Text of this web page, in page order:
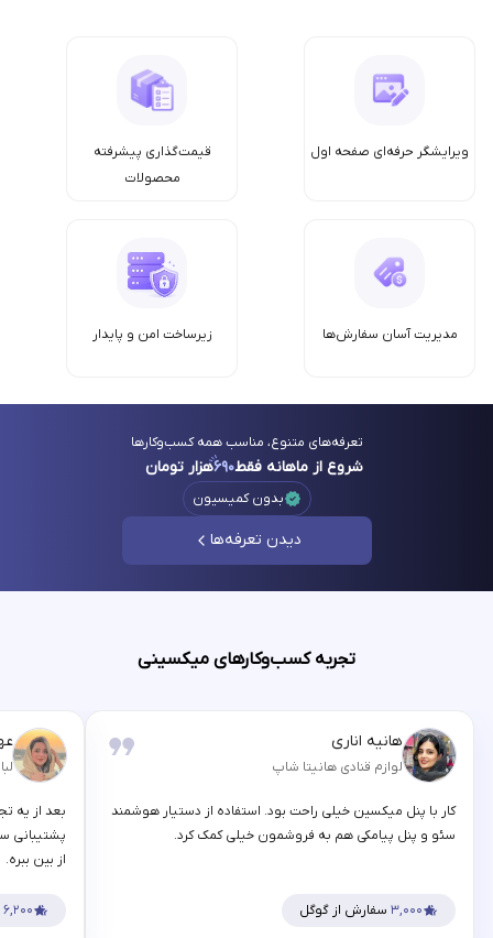
ویرایشگر حرفه‌ای صفحه اول
قیمت‌گذاری پیشرفته
محصولات
مدیریت آسان سفارش‌ها زیرساخت امن‌ و پایدار
تعرفه‌های متنوع، مناسب همه کسب‌وکارها
شروع از ماهانه فقط۶۹۰هزار تومان
بدون کمیسیون
دیدن تعرفه‌ها
تجربه کسب‌وکارهای میکسینی
هانیه اناری
لوازم قنادی هانیتا شاپ
کار با پنل میکسین خیلی راحت بود. استفاده از دستیار هوشمند
سئو و پنل پیامکی هم به فروشمون خیلی کمک کرد.
۳,۰۰۰ سفارش از گوگل
بعد از یه
پشتیبانی
از بین ببره.
۶,۲۰۰